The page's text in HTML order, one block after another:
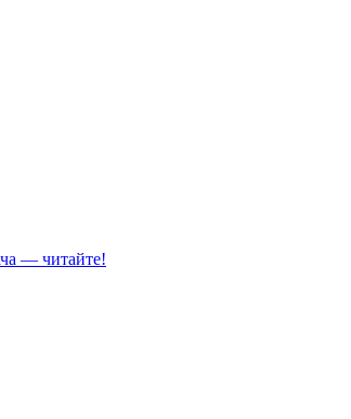
— читайте!